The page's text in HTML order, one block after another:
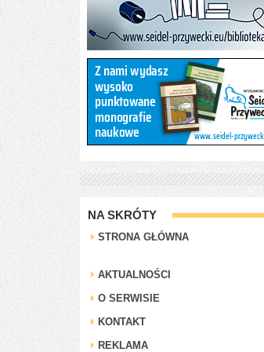
NA SKRÓTY
STRONA GŁÓWNA
AKTUALNOŚCI
O SERWISIE
KONTAKT
REKLAMA